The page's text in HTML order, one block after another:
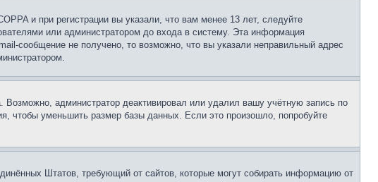
и при регистрации вы указали, что вам менее 13 лет, следуйте
или администратором до входа в систему. Эта информация
сообщение не получено, то возможно, что вы указали неправильный адрес
Возможно, администратор деактивировал или удалил вашу учётную запись по
чтобы уменьшить размер базы данных. Если это произошло, попробуйте
Штатов, требующий от сайтов, которые могут собирать информацию от